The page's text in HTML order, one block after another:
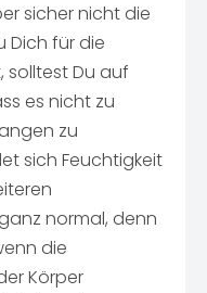
sicher nicht die
Dich für die
solltest Du auf
es nicht zu
zu
sich Feuchtigkeit
normal, denn
die
Körper